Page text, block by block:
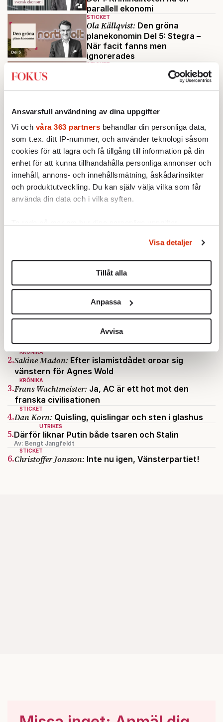
Ansvarsfull användning av dina uppgifter
Vi och våra 363 partners behandlar din personliga data,
som t.ex. ditt IP-nummer, och använder teknologi såsom
cookies för att lagra och få tillgång till information på din
enhet för att kunna tillhandahålla personliga annonser och
innehåll, annons- och innehållsmätning, åskådarinsikter
och produktutveckling. Du kan själv välja vilka som får
använda din data och i vilka syften.
Du kan ändra eller dra tillbaka ditt samtycke när som
helst från cookie-förklaringen.
Vi använder enhetsidentifierare för att anpassa innehållet
för sociala medier och analysera vår trafik. Vi
vidarebefordrar även sådana identifierare och annan
information från din enhet till de sociala medier och
annons- och analysföretag som vi samarbetar med.
Dessa kan i sin tur kombinera informationen med annan
information som du har tillhandahållit eller som de har
samlat in när du har använt deras tjänster.
Om du vill läsa mer om hur vi hanterar personuppgifter
kan du göra dethär.
Visa detaljer
Tillåt alla
Anpassa
Avvisa
parallell ekonomi
STICKET
Ola Källqvist: Den gröna
planekonomin Del 5: Stegra –
När facit fanns men
ignorerades
STICKET
Den gröna
planekonomin Del 4: Northvolt –
prestigeprojektet blev för stort
STICKET
åtaganden
Ladda fler
Mest lästa
Sagan om den lågbegåvade
ursprungsbefolkningen i Filipstad
KRÖNIKA
2.Sakine Madon: Efter islamistdådet oroar sig
vänstern för Agnes Wold
KRÖNIKA
3.Frans Wachtmeister: Ja, AC är ett hot mot den
franska civilisationen
STICKET
4.Dan Korn: Quisling, quislingar och sten i glashus
UTRIKES
5.Därför liknar Putin både tsaren och Stalin
Av: Bengt Jangfeldt
STICKET
6.Christoffer Jonsson: Inte nu igen, Vänsterpartiet!